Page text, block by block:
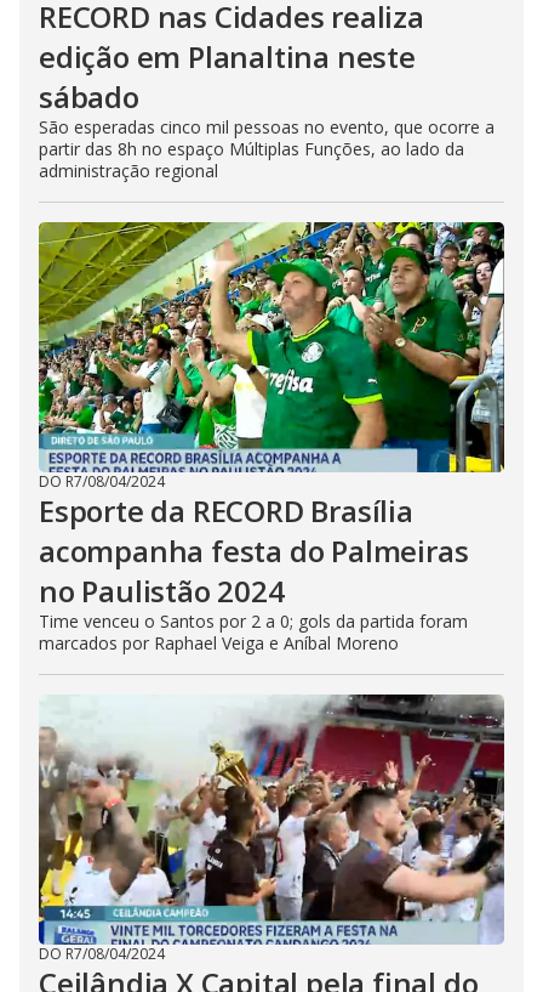
RECORD nas Cidades realiza
edição em Planaltina neste
sábado
São esperadas cinco mil pessoas no evento, que ocorre a
partir das 8h no espaço Múltiplas Funções, ao lado da
administração regional
DO R7/08/04/2024
Esporte da RECORD Brasília
acompanha festa do Palmeiras
no Paulistão 2024
Time venceu o Santos por 2 a 0; gols da partida foram
marcados por Raphael Veiga e Aníbal Moreno
DO R7/08/04/2024
Ceilândia X Capital pela final do